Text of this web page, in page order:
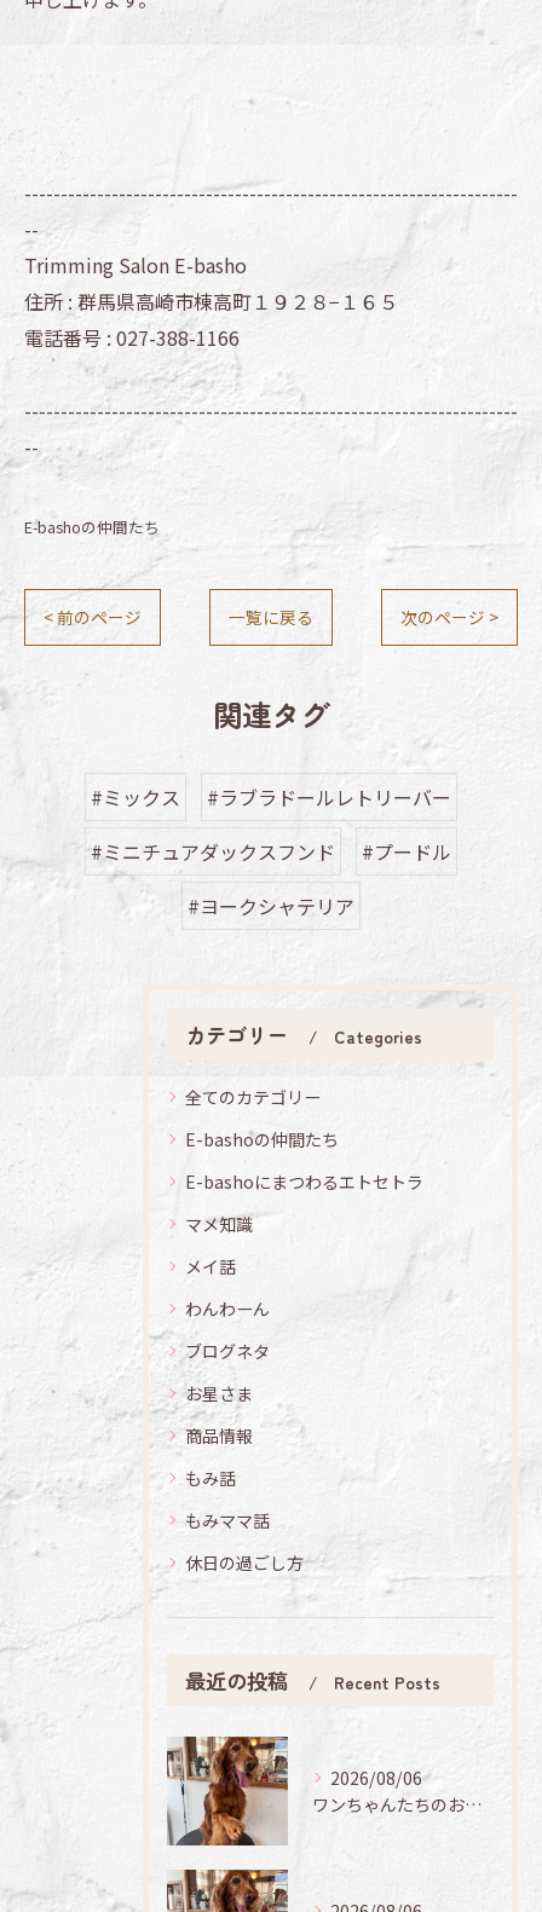
--------------------------------------------------------------------
--
Trimming Salon E-basho
住所 : 群馬県高崎市棟高町１９２８−１６５
電話番号 :027-388-1166
--------------------------------------------------------------------
--
E-bashoの仲間たち
< 前のページ 一覧に戻る 次のページ >
関連タグ
#ミックス
#ラブラドールレトリーバー
#ミニチュアダックスフンド
#プードル
#ヨークシャテリア
カテゴリー Categories
全てのカテゴリー
E-bashoの仲間たち
E-bashoにまつわるエトセトラ
マメ知識
メイ話
わんわーん
ブログネタ
お星さま
商品情報
もみ話
もみママ話
休日の過ごし方
最近の投稿 Recent Posts
2026/08/06
ワンちゃんたちのお手入れ日記🐶✨